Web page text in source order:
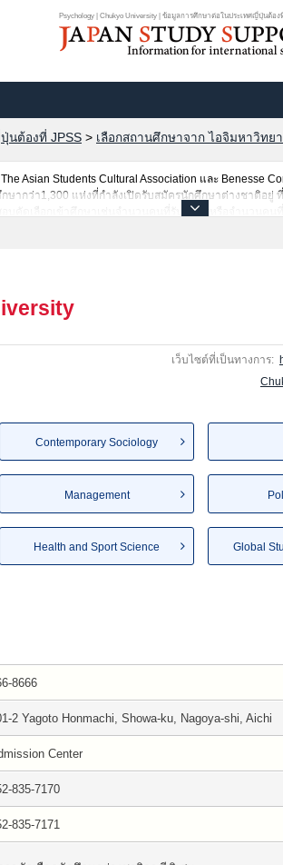
Psychology | Chukyo University | ข้อมูลการศึกษาต่อในประเทศญี่ปุ่นต้อง
นต้องที่ JPSS > เลือกสถานศึกษาจาก ไอจิมหาวิทย
Asian Students Cultural Association และ
กว่า1,300 แห่งที่กำลังเปิดรับสมัครนักศึกษาต่างชาติอยู่
คัดเลือกเข้าศึกษาเช่นจำนวนคนที่รับสมัครหรือจำนวนคน
เว็บไซต์ที่เป็นทางการ:
Contemporary Sociology
Management
Health and Sport Science Global
8666
2 Yagoto Honmachi, Showa-ku, Nagoya-shi, Aichi
Center
835-7170
835-7171